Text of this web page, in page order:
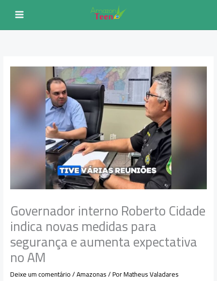
conteúdo
Governador interno Roberto Cidade
indica novas medidas para
segurança e aumenta expectativa
no AM
Deixe um comentário/Amazonas/ PorMatheus Valadares